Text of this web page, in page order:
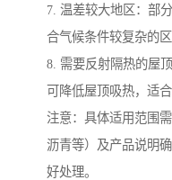
7. 温差较大地区：部
合气候条件较复杂的区
8. 需要反射隔热的屋
可降低屋顶吸热，适合
注意：具体适用范围
沥青等）及产品说明
好处理。